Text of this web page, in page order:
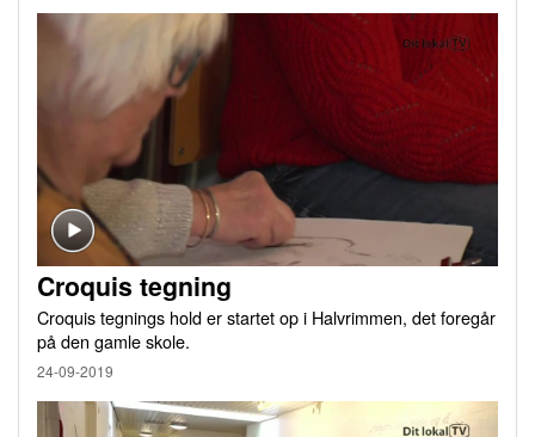
Croquis tegning
Croquis tegnings hold er startet op i Halvrimmen, det foregår
på den gamle skole.
24-09-2019